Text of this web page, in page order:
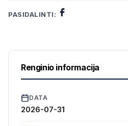
PASIDALINTI:
Renginio informacija
DATA
2026-07-31